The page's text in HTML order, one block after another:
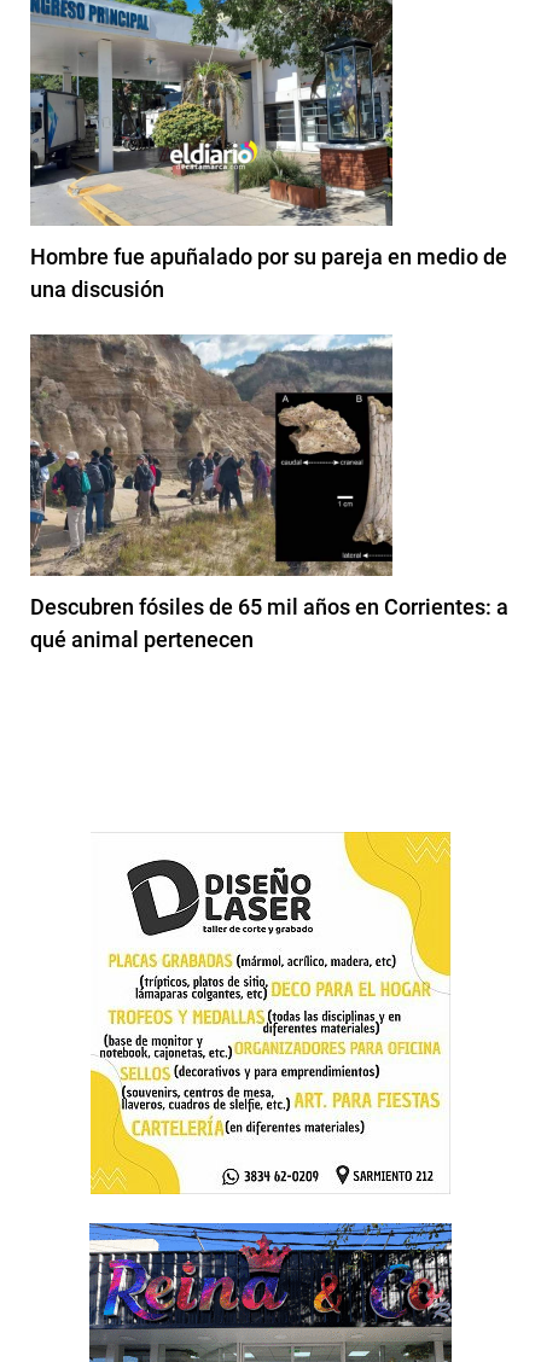
Hombre fue apuñalado por su pareja en medio de
una discusión
Descubren fósiles de 65 mil años en Corrientes: a
qué animal pertenecen